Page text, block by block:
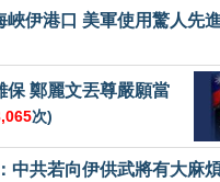
峽伊港口 美軍使用驚人先
保 鄭麗文丟尊嚴願當
次)
中共若向伊供武將有大麻